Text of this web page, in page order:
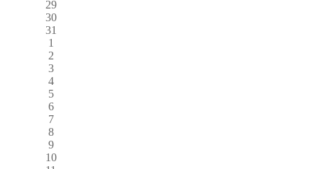
29
30
31
1
2
3
4
5
6
7
8
9
10